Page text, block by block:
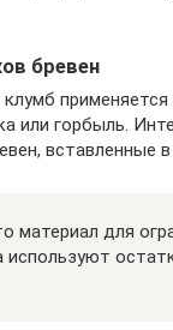
бревен
применяется
или горбыль.
вставленные в
материал для
используют